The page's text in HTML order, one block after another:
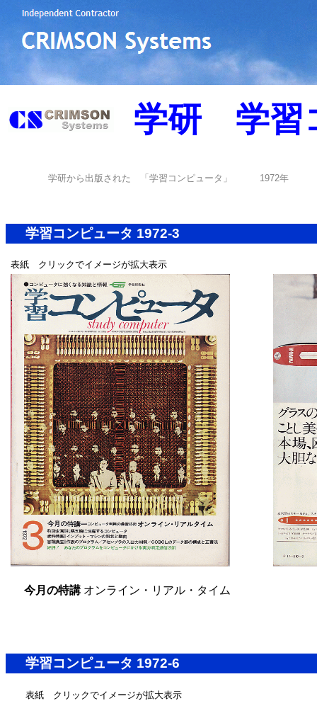
学研 学習
学研から出版された 「学習コンピュータ」 1972年
学習コンピュータ 1972-3
表紙 クリックでイメージが拡大表示
今月の特講 オンライン・リアル・タイム
学習コンピュータ 1972-6
表紙 クリックでイメージが拡大表示